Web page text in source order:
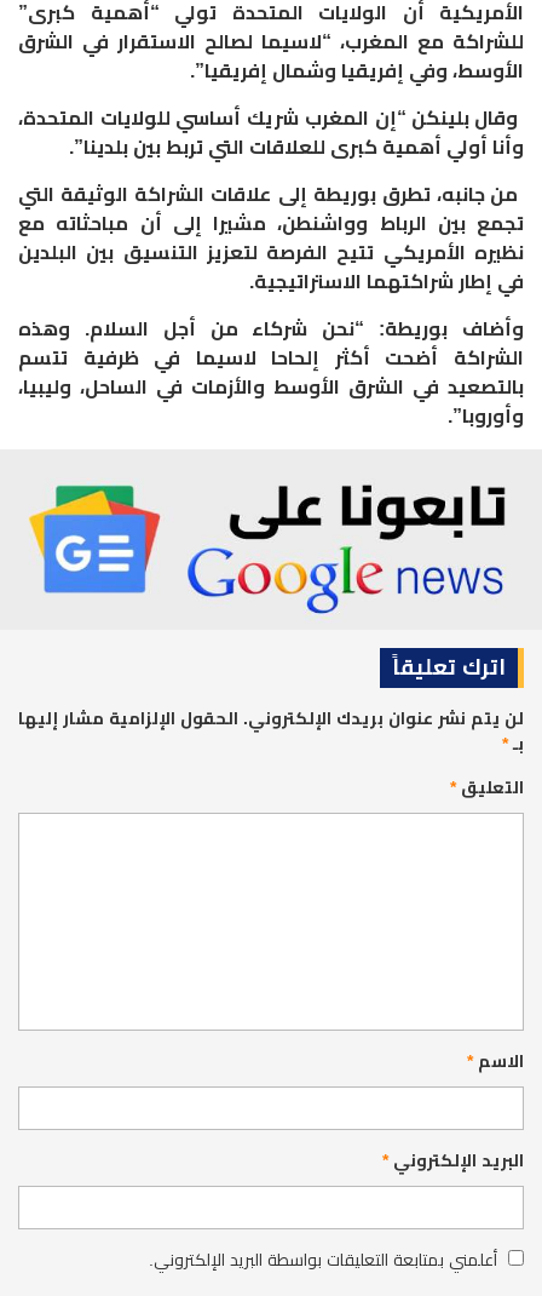
الأمريكية أن الولايات المتحدة تولي “أهمية كبرى”
للشراكة مع المغرب، “لاسيما لصالح الاستقرار في الشرق
الأوسط، وفي إفريقيا وشمال إفريقيا”.
وقال بلينكن “إن المغرب شريك أساسي للولايات المتحدة،
وأنا أولي أهمية كبرى للعلاقات التي تربط بين بلدينا”.
من جانبه، تطرق بوريطة إلى علاقات الشراكة الوثيقة التي
تجمع بين الرباط وواشنطن، مشيرا إلى أن مباحثاته مع
نظيره الأمريكي تتيح الفرصة لتعزيز التنسيق بين البلدين
في إطار شراكتهما الاستراتيجية.
وأضاف بوريطة: “نحن شركاء من أجل السلام. وهذه
الشراكة أضحت أكثر إلحاحا لاسيما في ظرفية تتسم
بالتصعيد في الشرق الأوسط والأزمات في الساحل، وليبيا،
وأوروبا”.
اترك تعليقاً
لن يتم نشر عنوان بريدك الإلكتروني. الحقول الإلزامية مشار إليها
بـ*
التعليق*
الاسم*
البريد الإلكتروني*
أعلمني بمتابعة التعليقات بواسطة البريد الإلكتروني.